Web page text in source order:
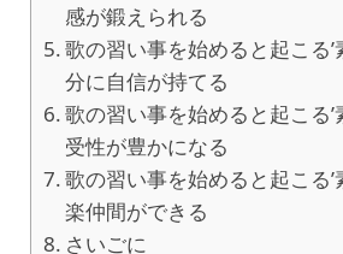
感が鍛えられる
歌の習い事を始めると起こる
分に自信が持てる
歌の習い事を始めると起こる
受性が豊かになる
歌の習い事を始めると起こる
楽仲間ができる
さいごに